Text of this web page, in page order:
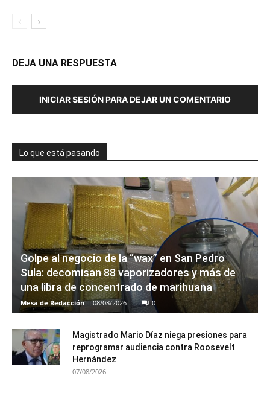
DEJA UNA RESPUESTA
INICIAR SESIÓN PARA DEJAR UN COMENTARIO
Lo que está pasando
Golpe al negocio de la “wax” en San Pedro
Sula: decomisan 88 vaporizadores y más de
una libra de concentrado de marihuana
Mesa de Redacción - 08/08/2026 0
Magistrado Mario Díaz niega presiones para
reprogramar audiencia contra Roosevelt
Hernández
07/08/2026